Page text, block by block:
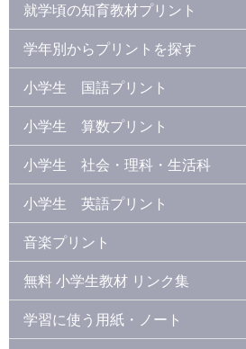
就学頃の知育教材プリント
学年別からプリントを探す
小学生 国語プリント
小学生 算数プリント
小学生 社会・理科・生活科
小学生 英語プリント
音楽プリント
無料 小学生教材 リンク集
学習に使う用紙・ノート